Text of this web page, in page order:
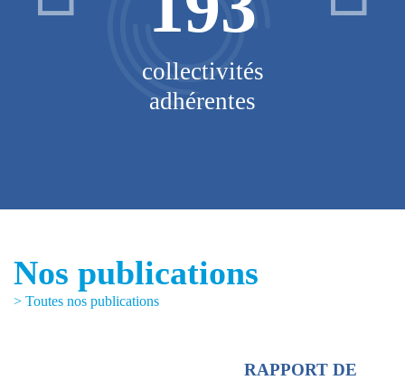
collectivités
adhérentes
Nos publications
> Toutes nos publications
RAPPORT DE